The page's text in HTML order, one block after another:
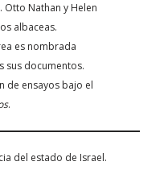
Otto Nathan y Helen
albaceas.
es nombrada
sus documentos.
de ensayos bajo el
.
del estado de Israel.